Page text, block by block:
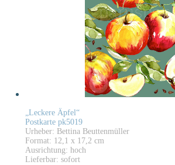
„Leckere Äpfel“
Postkarte pk5019
Urheber: Bettina Beuttenmüller
Format: 12,1 x 17,2 cm
Ausrichtung: hoch
Lieferbar: sofort